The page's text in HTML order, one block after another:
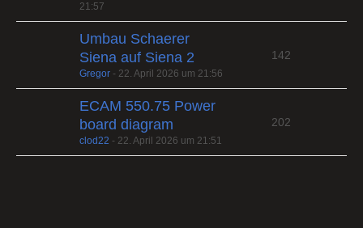
21:57
Umbau Schaerer
Siena auf Siena 2
Gregor - 22. April 2026 um 21:56
142
ECAM 550.75 Power
board diagram
clod22 - 22. April 2026 um 21:51
202